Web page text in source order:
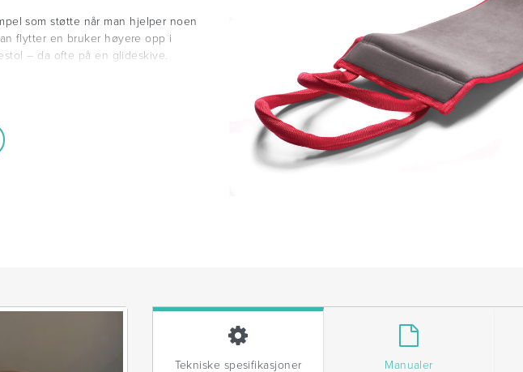
som støtte når man hjelper noen
flytter en bruker høyere opp i
– da ofte på en glideskive.
Tekniske spesifikasjoner Manualer